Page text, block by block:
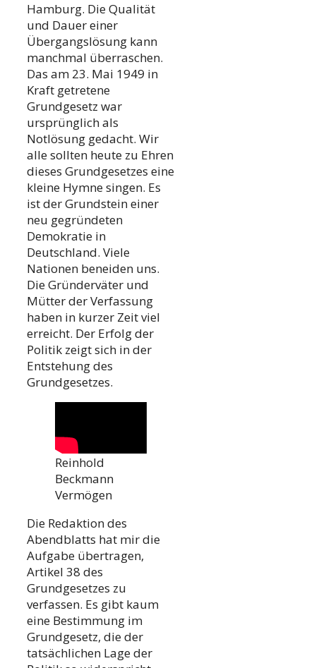
Hamburg. Die Qualität
und Dauer einer
Übergangslösung kann
manchmal überraschen.
Das am 23. Mai 1949 in
Kraft getretene
Grundgesetz war
ursprünglich als
Notlösung gedacht. Wir
alle sollten heute zu Ehren
dieses Grundgesetzes eine
kleine Hymne singen. Es
ist der Grundstein einer
neu gegründeten
Demokratie in
Deutschland. Viele
Nationen beneiden uns.
Die Gründerväter und
Mütter der Verfassung
haben in kurzer Zeit viel
erreicht. Der Erfolg der
Politik zeigt sich in der
Entstehung des
Grundgesetzes.
Reinhold
Beckmann
Vermögen
Die Redaktion des
Abendblatts hat mir die
Aufgabe übertragen,
Artikel 38 des
Grundgesetzes zu
verfassen. Es gibt kaum
eine Bestimmung im
Grundgesetz, die der
tatsächlichen Lage der